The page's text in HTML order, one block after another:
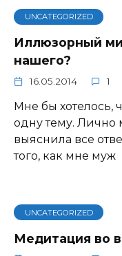
UNCATEGORIZED
Иллюзорный
нашего?
16.05.2014 1
Мне бы
одну тему. Лично
выяснила все
того, как мне муж
UNCATEGORIZED
Медитация во